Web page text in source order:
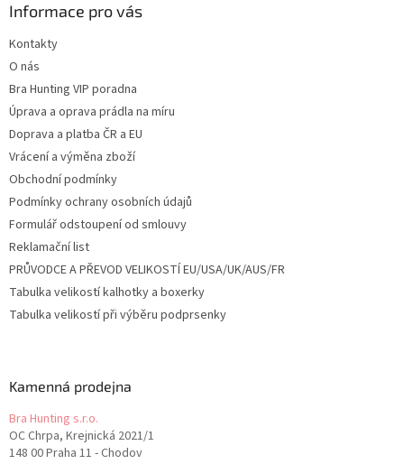
Informace pro vás
Kontakty
O nás
Bra Hunting VIP poradna
Úprava a oprava prádla na míru
Doprava a platba ČR a EU
Vrácení a výměna zboží
Obchodní podmínky
Podmínky ochrany osobních údajů
Formulář odstoupení od smlouvy
Reklamační list
PRŮVODCE A PŘEVOD VELIKOSTÍ EU/USA/UK/AUS/FR
Tabulka velikostí kalhotky a boxerky
Tabulka velikostí při výběru podprsenky
Kamenná prodejna
Bra Hunting s.r.o.
OC Chrpa, Krejnická 2021/1
148 00 Praha 11 - Chodov